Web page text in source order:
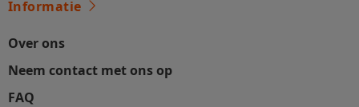
Informatie
Over ons
Neem contact met ons op
FAQ